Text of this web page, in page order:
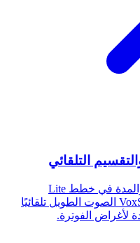
التلقائي
توضح هذه المقالة حدود حجم الملف والمدة في خطط Lite
وAdvanced وPro، وكيف يقسم VoxScriber الصوت الطويل تلقائيًا
لأغراض الفوترة.